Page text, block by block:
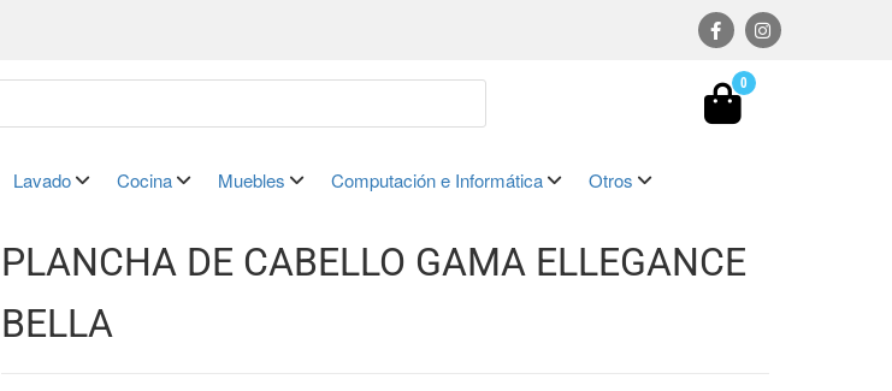
0
Lavado Cocina Muebles Computación e Informática Otros
PLANCHA DE CABELLO GAMA ELLEGANCE
BELLA